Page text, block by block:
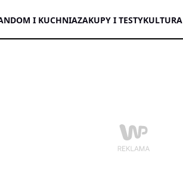
DOM I KUCHNIAZAKUPY I TESTYKULTURA